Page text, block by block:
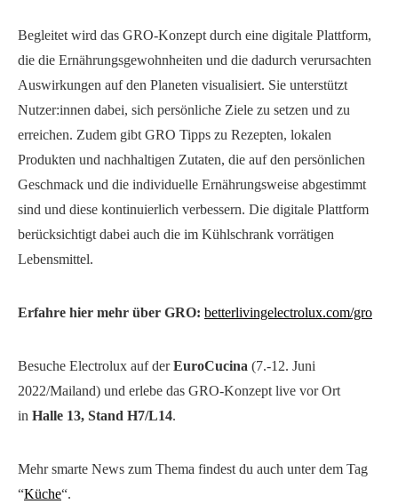
Begleitet wird das GRO-Konzept durch eine digitale Plattform,
die die Ernährungsgewohnheiten und die dadurch verursachten
Auswirkungen auf den Planeten visualisiert. Sie unterstützt
Nutzer:innen dabei, sich persönliche Ziele zu setzen und zu
erreichen. Zudem gibt GRO Tipps zu Rezepten, lokalen
Produkten und nachhaltigen Zutaten, die auf den persönlichen
Geschmack und die individuelle Ernährungsweise abgestimmt
sind und diese kontinuierlich verbessern. Die digitale Plattform
berücksichtigt dabei auch die im Kühlschrank vorrätigen
Lebensmittel.
Erfahre hier mehr über GRO: betterlivingelectrolux.com/gro
Besuche Electrolux auf derEuroCucina (7.-12. Juni
2022/Mailand) und erlebe das GRO-Konzept live vor Ort
in Halle 13, Stand H7/L14.
Mehr smarte News zum Thema findest du auch unter dem Tag
“Küche“.